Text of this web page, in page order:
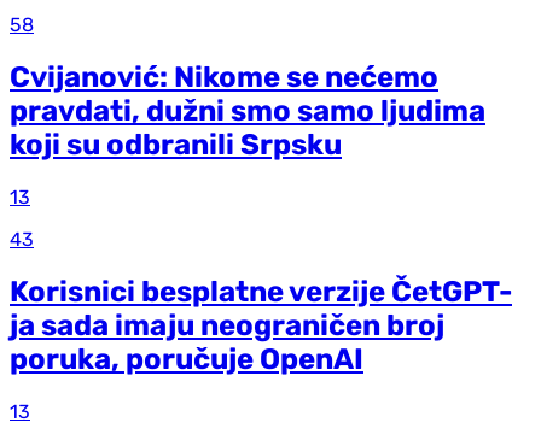
58
Cvijanović: Nikome se nećemo
pravdati, dužni smo samo ljudima
koji su odbranili Srpsku
13
43
Korisnici besplatne verzije ČetGPT-
ja sada imaju neograničen broj
poruka, poručuje OpenAI
13